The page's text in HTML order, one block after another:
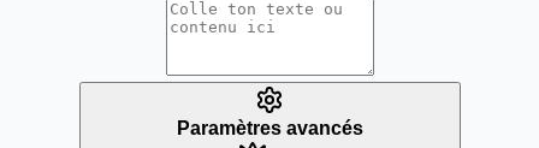
Paramètres avancés